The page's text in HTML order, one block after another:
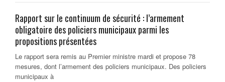
Rapport sur le continuum de sécurité : l’armement
obligatoire des policiers municipaux parmi les
propositions présentées
Le rapport sera remis au Premier ministre mardi et propose 78
mesures, dont l’armement des policiers municipaux. Des policiers
municipaux à